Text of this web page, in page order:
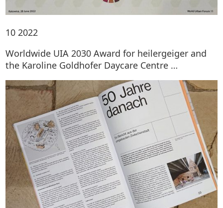
10 2022
Worldwide UIA 2030 Award for heilergeiger and
the Karoline Goldhofer Daycare Centre …